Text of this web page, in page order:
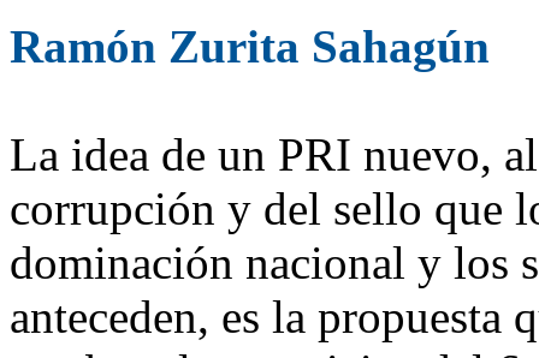
Ramón Zurita Sahagún
La idea de un PRI nuevo,
corrupción y del sello que
dominación nacional y los
anteceden, es la